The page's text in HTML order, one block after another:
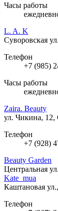
Часы работы
L. A. K
Суворовская
Телефон
+7 (985)
Часы работы
Zaira. Beauty
ул. Чикина,
Телефон
+7 (928)
Beauty Garden
Центральная
Kate_mua
Каштановая
Телефон